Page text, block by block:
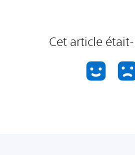
Cet article